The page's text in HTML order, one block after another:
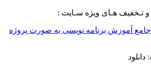
و تـخفیف هـای ویژه سـایت :
جامع آموزش برنامه نویسی به صورت پروژه